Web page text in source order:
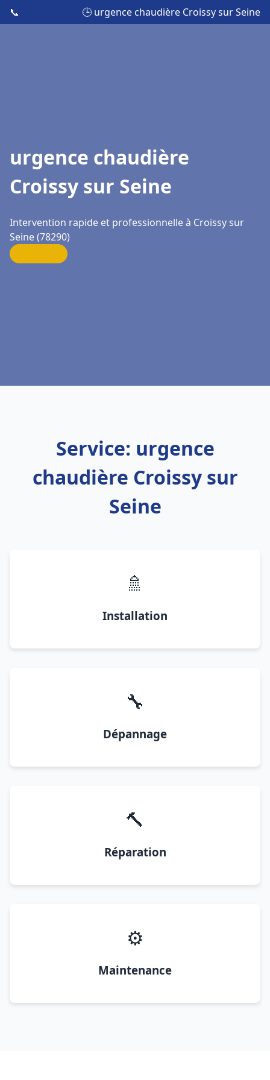
📞 🕒 urgence chaudière Croissy sur Seine
urgence chaudière
Croissy sur Seine
Intervention rapide et professionnelle à Croissy sur
Seine (78290)
Service: urgence
chaudière Croissy sur
Seine
🚿
Installation
🔧
Dépannage
🔨
Réparation
⚙️
Maintenance